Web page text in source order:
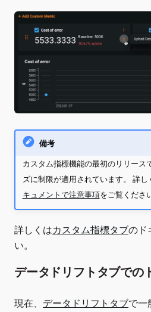
備考
カスタム指標機能の最初のリリース
ズに制限が適用されています。 詳し
キュメントで注意事項をご覧ください
詳しくはカスタム指標タブのド
い。
データドリフトタブでの
現在、 データドリフトタブで一